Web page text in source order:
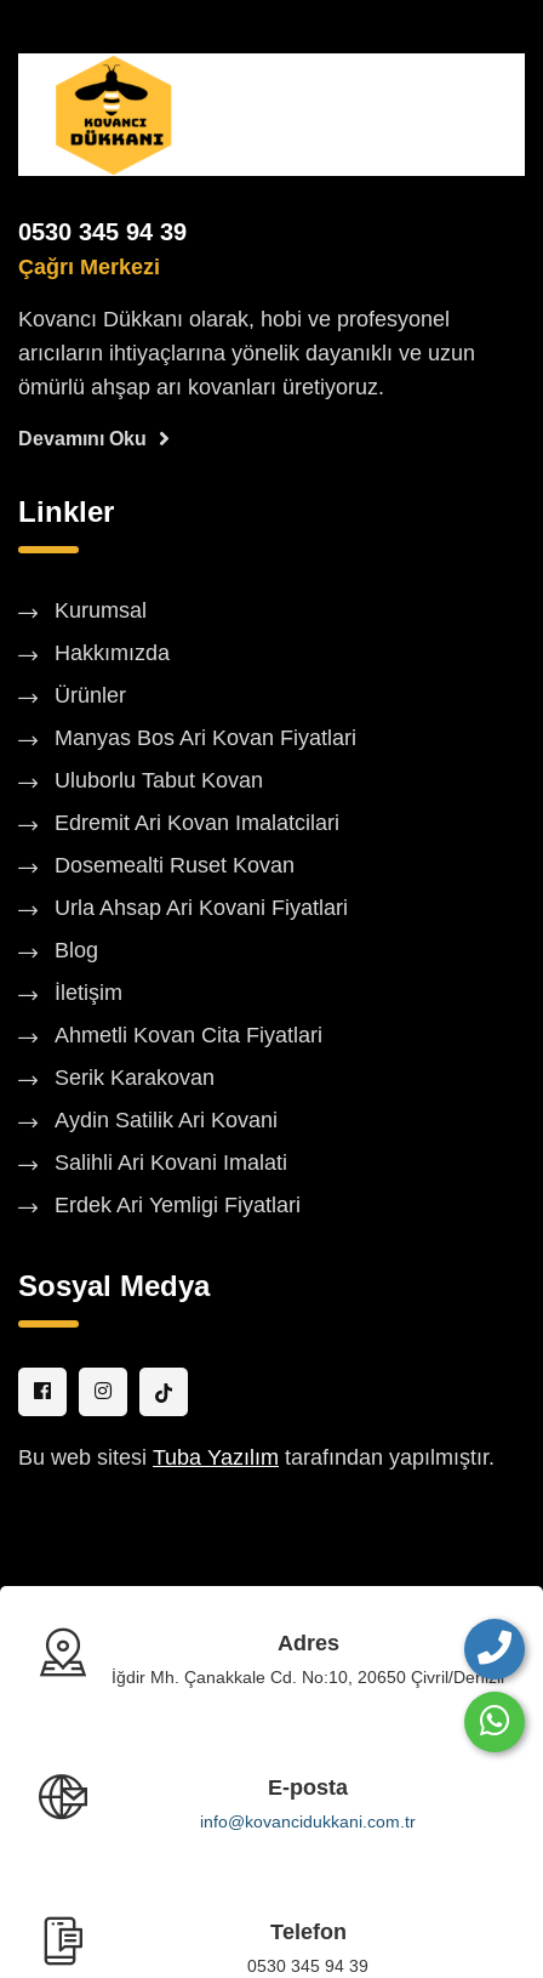
0530 345 94 39
Çağrı Merkezi
Kovancı Dükkanı olarak, hobi ve profesyonel
arıcıların ihtiyaçlarına yönelik dayanıklı ve uzun
ömürlü ahşap arı kovanları üretiyoruz.
Devamını Oku
Linkler
Kurumsal
Hakkımızda
Ürünler
Manyas Bos Ari Kovan Fiyatlari
Uluborlu Tabut Kovan
Edremit Ari Kovan Imalatcilari
Dosemealti Ruset Kovan
Urla Ahsap Ari Kovani Fiyatlari
Blog
İletişim
Ahmetli Kovan Cita Fiyatlari
Serik Karakovan
Aydin Satilik Ari Kovani
Salihli Ari Kovani Imalati
Erdek Ari Yemligi Fiyatlari
Sosyal Medya
Bu web sitesi Tuba Yazılım tarafından yapılmıştır.
Adres
İğdir Mh. Çanakkale Cd. No:10, 20650 Çivril/Denizli
E-posta
info@kovancidukkani.com.tr
Telefon
0530 345 94 39